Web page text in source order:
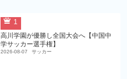
1
高川学園が優勝し全国大会へ【中国中
学サッカー選手権】
2026-08-07 サッカー